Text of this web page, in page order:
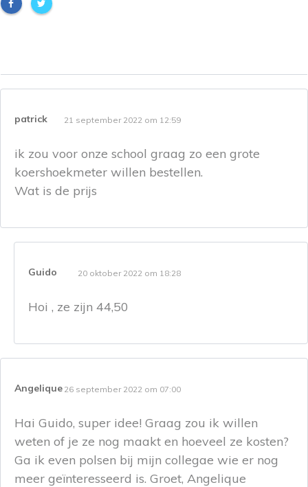
patrick 21 september 2022 om 12:59
ik zou voor onze school graag zo een grote
koershoekmeter willen bestellen.
Wat is de prijs
Guido 20 oktober 2022 om 18:28
Hoi , ze zijn 44,50
Angelique 26 september 2022 om 07:00
Hai Guido, super idee! Graag zou ik willen
weten of je ze nog maakt en hoeveel ze kosten?
Ga ik even polsen bij mijn collegae wie er nog
meer geïnteresseerd is. Groet, Angelique